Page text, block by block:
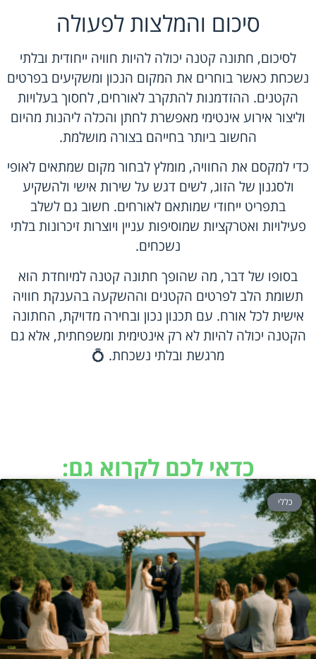
סיכום והמלצות לפעולה
לסיכום, חתונה קטנה יכולה להיות חוויה ייחודית ובלתי
נשכחת כאשר בוחרים את המקום הנכון ומשקיעים בפרטים
הקטנים. ההזדמנות להתקרב לאורחים, לחסוך בעלויות
וליצור אירוע אינטימי מאפשרת לחתן והכלה ליהנות מהיום
החשוב ביותר בחייהם בצורה מושלמת.
כדי למקסם את החוויה, מומלץ לבחור מקום שמתאים לאופי
ולסגנון של הזוג, לשים דגש על שירות אישי ולהשקיע
בתפריט ייחודי שמותאם לאורחים. חשוב גם לשלב
פעילויות ואטרקציות שמוסיפות עניין ויוצרות זיכרונות בלתי
נשכחים.
בסופו של דבר, מה שהופך חתונה קטנה למיוחדת הוא
תשומת הלב לפרטים הקטנים וההשקעה בהענקת חוויה
אישית לכל אורח. עם תכנון נכון ובחירה מדויקת, החתונה
הקטנה יכולה להיות לא רק אינטימית ומשפחתית, אלא גם
מרגשת ובלתי נשכחת. 💍
כדאי לכם לקרוא גם:
כללי